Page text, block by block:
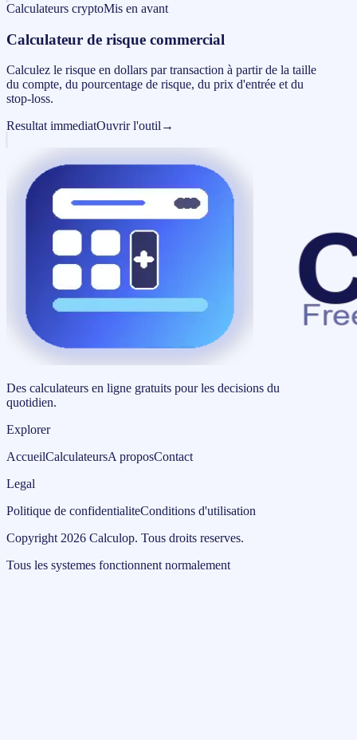
Calculateurs cryptoMis en avant
Calculateur de risque commercial
Calculez le risque en dollars par transaction à partir de la taille
du compte, du pourcentage de risque, du prix d'entrée et du
stop-loss.
Resultat immediatOuvrir l'outil →
Des calculateurs en ligne gratuits pour les decisions du
quotidien.
Explorer
AccueilCalculateursA proposContact
Legal
Politique de confidentialiteConditions d'utilisation
Copyright 2026 Calculop. Tous droits reserves.
Tous les systemes fonctionnent normalement